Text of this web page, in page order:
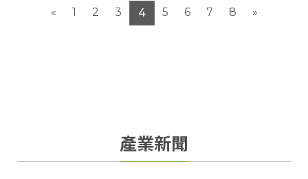
eMMC與Client SSD均呈現下滑走勢，第二季NAND
Flash市場依舊供過於求。在各家OEM業者下修下半年
« 1 2 3 4 5 6 7 8 »
產業新聞